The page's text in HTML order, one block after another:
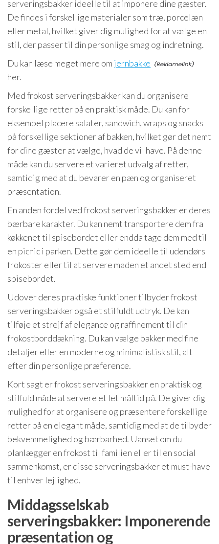
serveringsbakker ideelle til at imponere dine gæster.
De findes i forskellige materialer som træ, porcelæn
eller metal, hvilket giver dig mulighed for at vælge en
stil, der passer til din personlige smag og indretning.
Du kan læse meget mere om jernbakke
her.
Med frokost serveringsbakker kan du organisere
forskellige retter på en praktisk måde. Du kan for
eksempel placere salater, sandwich, wraps og snacks
på forskellige sektioner af bakken, hvilket gør det nemt
for dine gæster at vælge, hvad de vil have. På denne
måde kan du servere et varieret udvalg af retter,
samtidig med at du bevarer en pæn og organiseret
præsentation.
En anden fordel ved frokost serveringsbakker er deres
bærbare karakter. Du kan nemt transportere dem fra
køkkenet til spisebordet eller endda tage dem med til
en picnic i parken. Dette gør dem ideelle til udendørs
frokoster eller til at servere maden et andet sted end
spisebordet.
Udover deres praktiske funktioner tilbyder frokost
serveringsbakker også et stilfuldt udtryk. De kan
tilføje et strejf af elegance og raffinement til din
frokostborddækning. Du kan vælge bakker med fine
detaljer eller en moderne og minimalistisk stil, alt
efter din personlige præference.
Kort sagt er frokost serveringsbakker en praktisk og
stilfuld måde at servere et let måltid på. De giver dig
mulighed for at organisere og præsentere forskellige
retter på en elegant måde, samtidig med at de tilbyder
bekvemmelighed og bærbarhed. Uanset om du
planlægger en frokost til familien eller til en social
sammenkomst, er disse serveringsbakker et must-have
til enhver lejlighed.
Middagsselskab
serveringsbakker: Imponerende
præsentation og